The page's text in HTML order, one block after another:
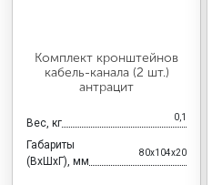
Комплект кронштейнов
кабель-канала (2 шт.)
антрацит
Вес, кг 0,1
Габариты
(ВхШхГ), мм
80x104x20